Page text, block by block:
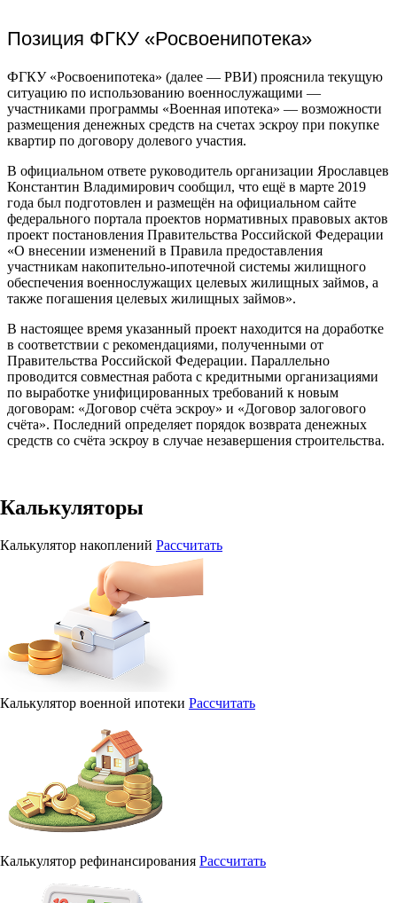
Позиция ФГКУ «Росвоенипотека»
ФГКУ «Росвоенипотека» (далее — РВИ) прояснила текущую
ситуацию по использованию военнослужащими —
участниками программы «Военная ипотека» — возможности
размещения денежных средств на счетах эскроу при покупке
квартир по договору долевого участия.
В официальном ответе руководитель организации Ярославцев
Константин Владимирович сообщил, что ещё в марте 2019
года был подготовлен и размещён на официальном сайте
федерального портала проектов нормативных правовых актов
проект постановления Правительства Российской Федерации
«О внесении изменений в Правила предоставления
участникам накопительно-ипотечной системы жилищного
обеспечения военнослужащих целевых жилищных займов, а
также погашения целевых жилищных займов».
В настоящее время указанный проект находится на доработке
в соответствии с рекомендациями, полученными от
Правительства Российской Федерации. Параллельно
проводится совместная работа с кредитными организациями
по выработке унифицированных требований к новым
договорам: «Договор счёта эскроу» и «Договор залогового
счёта». Последний определяет порядок возврата денежных
средств со счёта эскроу в случае незавершения строительства.
Калькуляторы
Калькулятор накоплений Рассчитать
Калькулятор военной ипотеки Рассчитать
Калькулятор рефинансирования Рассчитать